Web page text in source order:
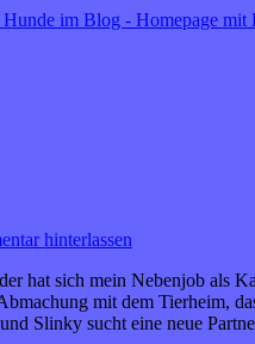
hinterlassen
hat sich mein Nebenjob als
mit dem Tierheim,
Slinky sucht eine neue